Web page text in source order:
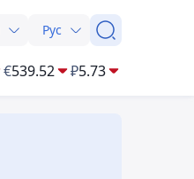
Рус
€539.52 ₽5.73